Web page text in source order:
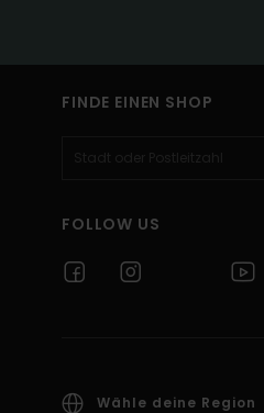
FINDE EINEN SHOP
FOLLOW US
Wähle deine Region